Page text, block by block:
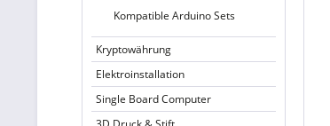
Kompatible Arduino Sets
Kryptowährung
Elektroinstallation
Single Board Computer